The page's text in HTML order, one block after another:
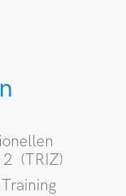
(TRIZ)